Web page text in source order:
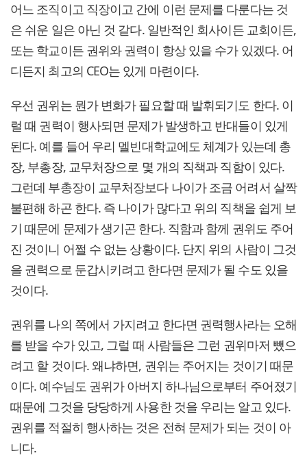
어느 조직이고 직장이고 간에 이런 문제를 다룬다는 것
은 쉬운 일은 아닌 것 같다. 일반적인 회사이든 교회이든,
또는 학교이든 권위와 권력이 항상 있을 수가 있겠다. 어
디든지 최고의 CEO는 있게 마련이다.
우선 권위는 뭔가 변화가 필요할 때 발휘되기도 한다. 이
럴 때 권력이 행사되면 문제가 발생하고 반대들이 있게
된다. 예를 들어 우리 멜빈대학교에도 체계가 있는데 총
장, 부총장, 교무처장으로 몇 개의 직책과 직함이 있다.
그런데 부총장이 교무처장보다 나이가 조금 어려서 살짝
불편해 하곤 한다. 즉 나이가 많다고 위의 직책을 쉽게 보
기 때문에 문제가 생기곤 한다. 직함과 함께 권위도 주어
진 것이니 어쩔 수 없는 상황이다. 단지 위의 사람이 그것
을 권력으로 둔갑시키려고 한다면 문제가 될 수도 있을
것이다.
권위를 나의 쪽에서 가지려고 한다면 권력행사라는 오해
를 받을 수가 있고, 그럴 때 사람들은 그런 권위마저 뺐으
려고 할 것이다. 왜냐하면, 권위는 주어지는 것이기 때문
이다. 예수님도 권위가 아버지 하나님으로부터 주어졌기
때문에 그것을 당당하게 사용한 것을 우리는 알고 있다.
권위를 적절히 행사하는 것은 전혀 문제가 되는 것이 아
니다.